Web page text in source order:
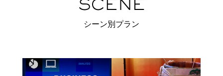
シーン別プラン